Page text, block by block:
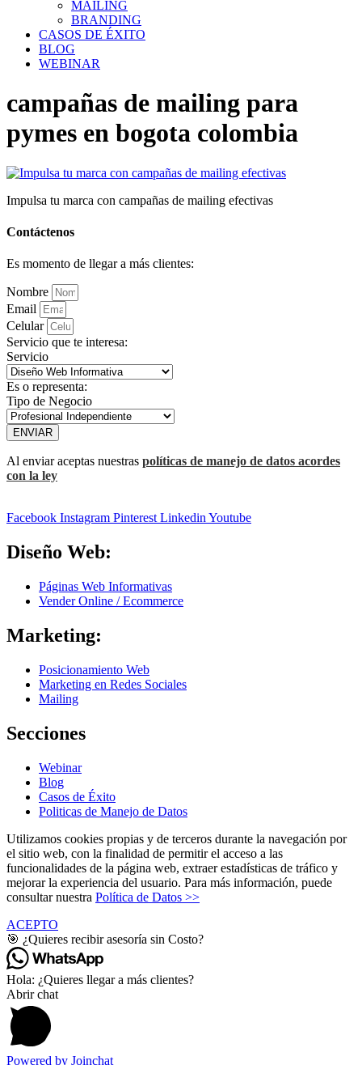
MAILING
BRANDING
CASOS DE ÉXITO
BLOG
WEBINAR
campañas de mailing para
pymes en bogota colombia
Impulsa tu marca con campañas de mailing efectivas
Contáctenos
Es momento de llegar a más clientes:
Nombre
Email
Celular
Servicio que te interesa:
Servicio
Es o representa:
Tipo de Negocio
ENVIAR
Al enviar aceptas nuestras políticas de manejo de datos acordes
con la ley
Facebook Instagram Pinterest LinkedinYoutube
Diseño Web:
Páginas Web Informativas
Vender Online / Ecommerce
Marketing:
Posicionamiento Web
Marketing en Redes Sociales
Mailing
Secciones
Webinar
Blog
Casos de Éxito
Politicas de Manejo de Datos
Utilizamos cookies propias y de terceros durante la navegación por
el sitio web, con la finalidad de permitir el acceso a las
funcionalidades de la página web, extraer estadísticas de tráfico y
mejorar la experiencia del usuario. Para más información, puede
consultar nuestra Política de Datos >>
ACEPTO
🎯 ¿Quieres recibir asesoría sin Costo?
Hola: ¿Quieres llegar a más clientes?
Abrir chat
Powered by Joinchat